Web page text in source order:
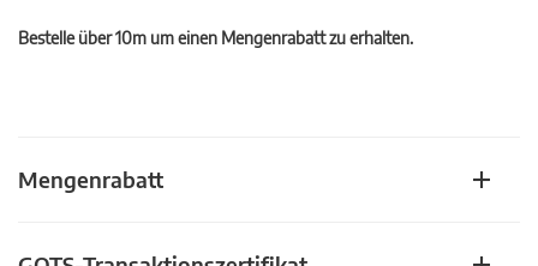
Bestelle über 10m um einen Mengenrabatt zu erhalten.
Mengenrabatt